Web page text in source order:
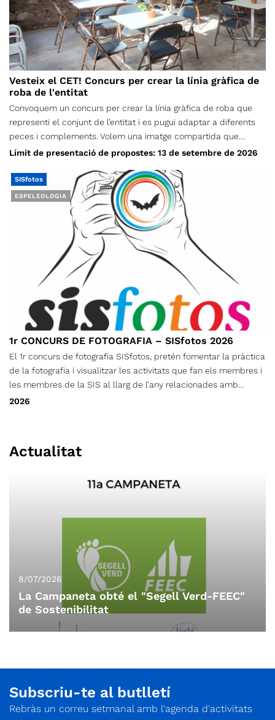
Vesteix el CET! Concurs per crear la línia gràfica de
roba de l'entitat
Convoquem un concurs per crear la línia gràfica de roba que
representi el conjunt de l’entitat i es pugui adaptar a diferents
peces i complements. Volem una imatge compartida que
puguem portar persones de totes les edats, seccions i vocalies;
que ens identifiqui, permeti reconèixer d’on som i ens
acompanyi tant a la muntanya com en el nostre dia a dia. Tens
una idea que pugui representar tot el CET? Presenta-la i
ajuda’ns a crear una nova identitat sobre el terreny.
Límit de presentació de propostes: 13 de setembre de 2026
ESPELEOLOGIA
SISfotos
1r CONCURS DE FOTOGRAFIA – SISfotos 2026
El 1r concurs de fotografia SISfotos, pretén fomentar la pràctica
de la fotografia i visualitzar les activitats que fan els membres i
les membres de la SIS al llarg de l’any relacionades amb
l’espeleologia i el descens de barrancs.
2026
Actualitat
8/07/2026
La Campaneta obté el "Segell Verd-FEEC"
de Sostenibilitat
Subscriu-te al butlletí
Rebràs un correu setmanal amb l'agenda d'activitats